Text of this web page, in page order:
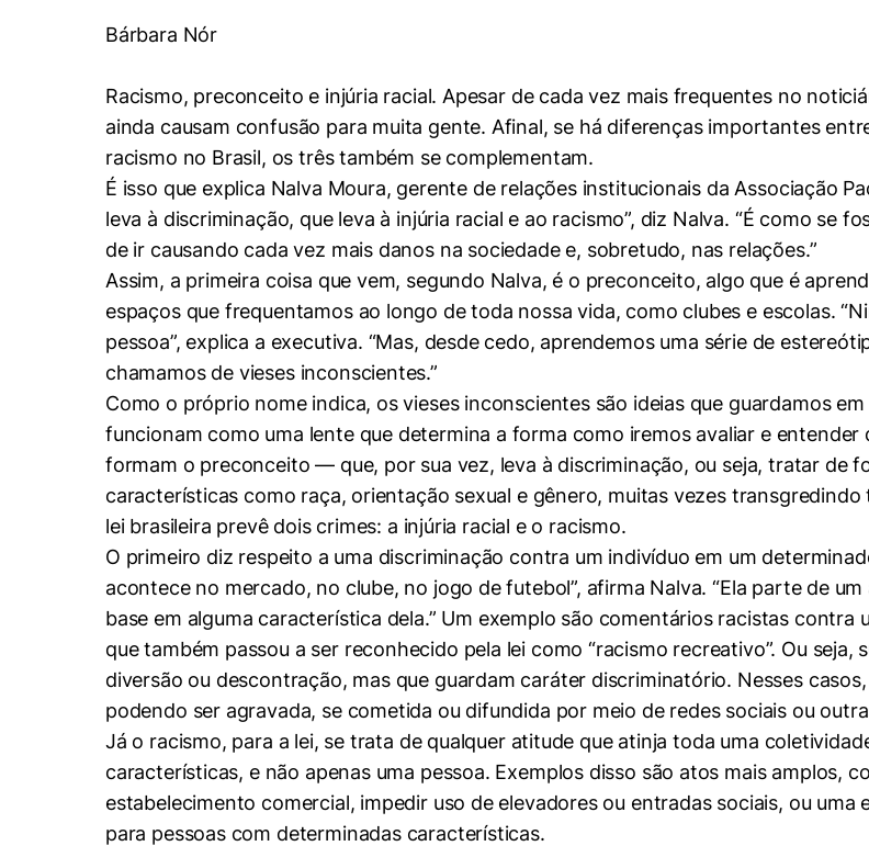
Hub de Inovação e
Women in Action
Trabalhe conosco
Repositório Institucional
Pesquisa na Graduação
Seminários Acadêmicos
Comitê de Ética em
Pesquisa
Instagram
Linkedin
Bárbara Nór
Racismo, preconceito e injúria racial. Apesar de cada vez mais frequentes no
ainda causam confusão para muita gente. Afinal, se há diferenças importantes
racismo no Brasil, os três também se complementam.
É isso que explica Nalva Moura, gerente de relações institucionais da Associação
leva à discriminação, que leva à injúria racial e ao racismo”, diz Nalva. “É como se
de ir causando cada vez mais danos na sociedade e, sobretudo, nas relações.”
Assim, a primeira coisa que vem, segundo Nalva, é o preconceito, algo que é
espaços que frequentamos ao longo de toda nossa vida, como clubes e escolas.
pessoa”, explica a executiva. “Mas, desde cedo, aprendemos uma série de
chamamos de vieses inconscientes.”
Como o próprio nome indica, os vieses inconscientes são ideias que guardamos
funcionam como uma lente que determina a forma como iremos avaliar e
formam o preconceito — que, por sua vez, leva à discriminação, ou seja, tratar de
características como raça, orientação sexual e gênero, muitas vezes
lei brasileira prevê dois crimes: a injúria racial e o racismo.
O primeiro diz respeito a uma discriminação contra um indivíduo em um
acontece no mercado, no clube, no jogo de futebol”, afirma Nalva. “Ela parte de
base em alguma característica dela.” Um exemplo são comentários racistas
que também passou a ser reconhecido pela lei como “racismo recreativo”. Ou seja,
diversão ou descontração, mas que guardam caráter discriminatório. Nesses
podendo ser agravada, se cometida ou difundida por meio de redes sociais ou
Já o racismo, para a lei, se trata de qualquer atitude que atinja toda uma
características, e não apenas uma pessoa. Exemplos disso são atos mais amplos,
estabelecimento comercial, impedir uso de elevadores ou entradas sociais, ou
para pessoas com determinadas características.